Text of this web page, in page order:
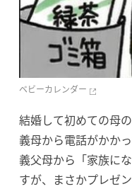
ベビーカレンダー
結婚して初めての母
義母から電話がかか
義父母から「家族に
すが、まさかプレゼ